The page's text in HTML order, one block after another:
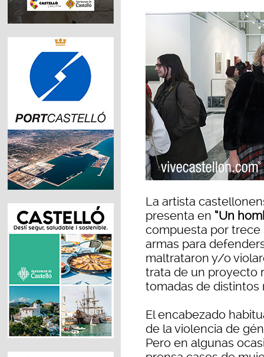
La artista
presenta en “Un
compuesta por
armas para
maltrataron y/o
trata de un proyecto
tomadas de distintos
El encabezado
de la violencia de
Pero en algunas